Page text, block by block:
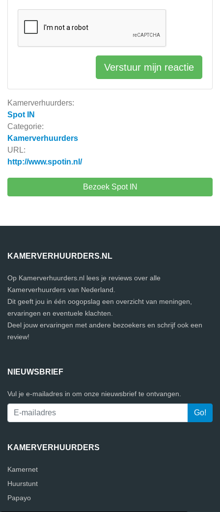
Kamerverhuurders:
Spot IN
Categorie:
Kamerverhuurders
URL:
http://www.spotin.nl/
Bezoek Spot IN
Verstuur mijn reactie
KAMERVERHUURDERS.NL
Op Kamerverhuurders.nl lees je reviews over alle
Kamerverhuurders van Nederland.
Dit geeft jou in één oogopslag een overzicht van meningen,
ervaringen en eventuele klachten.
Deel jouw ervaringen met andere bezoekers en schrijf ook een
review!
NIEUWSBRIEF
Vul je e-mailadres in om onze nieuwsbrief te ontvangen.
KAMERVERHUURDERS
Kamernet
Huurstunt
Papayo